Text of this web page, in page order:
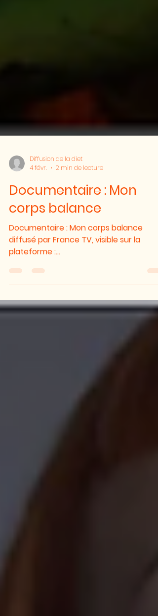
4 févr.
2 min de lecture
Documentaire : Mon
corps balance
Documentaire : Mon corps balance
plateforme :
https://www.france.tv/france-3/centre-
val-de-loire/la-france-en-vrai-
centre/8092869-mon-corps-
balance.html Portraits et suivis de
en situation d'obésité au sein d'une
clinique spécialisée. Vous serez bluffés
Résumé de la plateforme : "Qui n'est
jamais monté sur une balance ? Ni vous,